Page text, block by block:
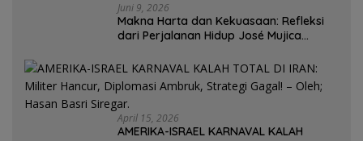
Juni 9, 2026
Makna Harta dan Kekuasaan: Refleksi
dari Perjalanan Hidup José Mujica
Basri Siregar, Redaktur Utomo News,
Rubrik: Opini & Kajian Sosial.
April 15, 2026
AMERIKA-ISRAEL KARNAVAL KALAH